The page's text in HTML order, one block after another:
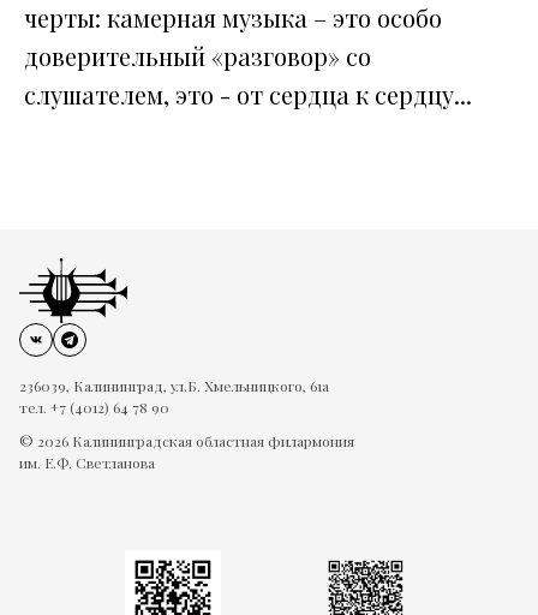
черты: камерная музыка – это особо
доверительный «разговор» со
слушателем, это - от сердца к сердцу...
236039, Калининград, ул.Б. Хмельницкого, 61а
тел. +7 (4012) 64 78 90
© 2026 Калининградская областная филармония
им. Е.Ф. Светланова